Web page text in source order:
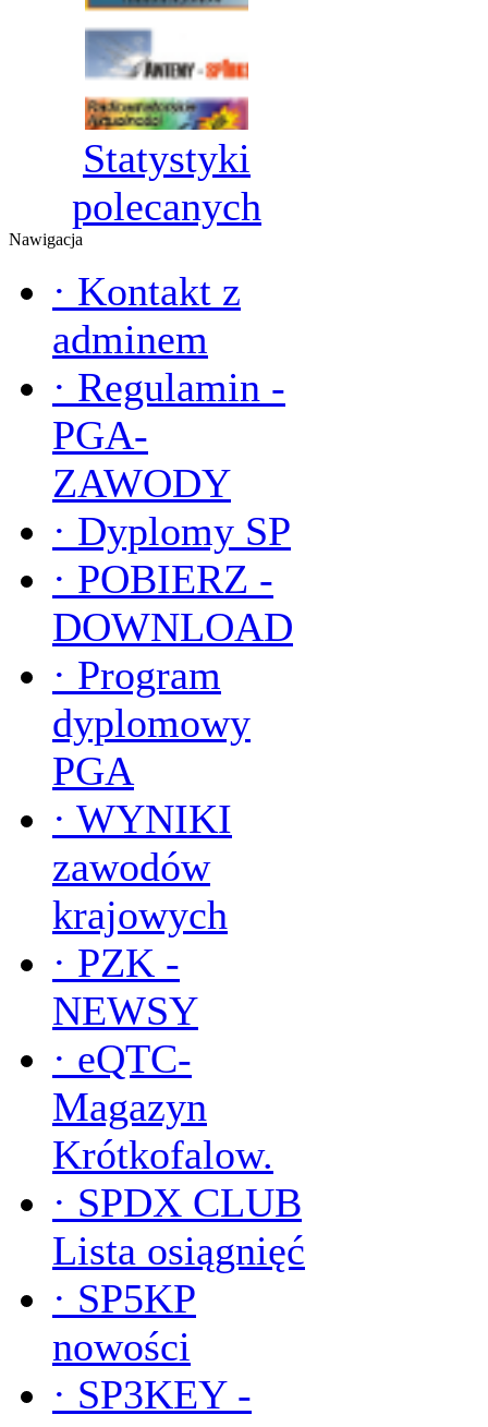
Statystyki
polecanych
Nawigacja
· Kontakt z
adminem
· Regulamin -
PGA-
ZAWODY
· Dyplomy SP
· POBIERZ -
DOWNLOAD
· Program
dyplomowy
PGA
· WYNIKI
zawodów
krajowych
· PZK -
NEWSY
· eQTC-
Magazyn
Krótkofalow.
· SPDX CLUB
Lista osiągnięć
· SP5KP
nowości
· SP3KEY -